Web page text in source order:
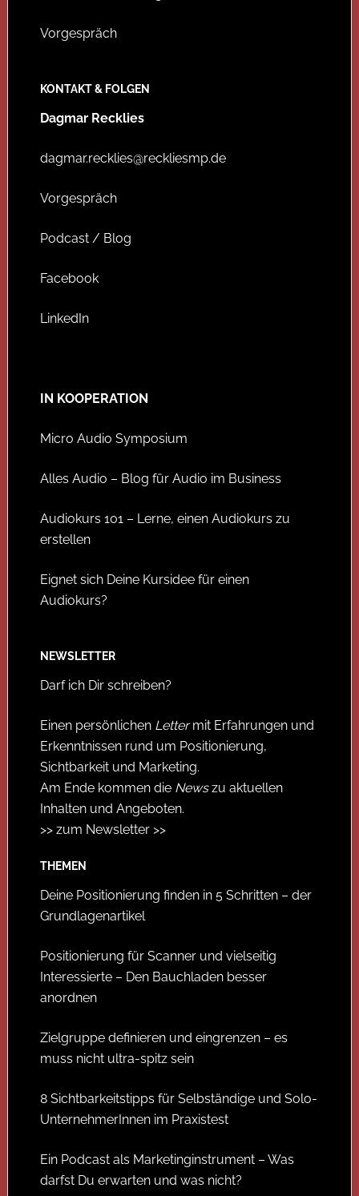
Vorgespräch
KONTAKT & FOLGEN
Dagmar Recklies
dagmar.recklies@reckliesmp.de
Vorgespräch
Podcast / Blog
Facebook
LinkedIn
IN KOOPERATION
Micro Audio Symposium
Alles Audio – Blog für Audio im Business
Audiokurs 101 – Lerne, einen Audiokurs zu
erstellen
Eignet sich Deine Kursidee für einen
Audiokurs?
NEWSLETTER
Darf ich Dir schreiben?
Einen persönlichen Lettermit Erfahrungen und
Erkenntnissen rund um Positionierung,
Sichtbarkeit und Marketing.
Am Ende kommen die Newszu aktuellen
Inhalten und Angeboten.
>> zum Newsletter >>
THEMEN
Deine Positionierung finden in 5 Schritten – der
Grundlagenartikel
Positionierung für Scanner und vielseitig
Interessierte – Den Bauchladen besser
anordnen
Zielgruppe definieren und eingrenzen – es
muss nicht ultra-spitz sein
8 Sichtbarkeitstipps für Selbständige und Solo-
UnternehmerInnen im Praxistest
Ein Podcast als Marketinginstrument – Was
darfst Du erwarten und was nicht?